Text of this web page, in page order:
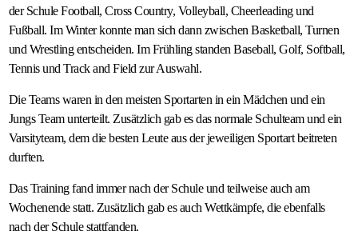
der Schule Football, Cross Country, Volleyball, Cheerleading und
Fußball. Im Winter konnte man sich dann zwischen Basketball, Turnen
und Wrestling entscheiden. Im Frühling standen Baseball, Golf, Softball,
Tennis und Track and Field zur Auswahl.
Die Teams waren in den meisten Sportarten in ein Mädchen und ein
Jungs Team unterteilt. Zusätzlich gab es das normale Schulteam und ein
Varsityteam, dem die besten Leute aus der jeweiligen Sportart beitreten
durften.
Das Training fand immer nach der Schule und teilweise auch am
Wochenende statt. Zusätzlich gab es auch Wettkämpfe, die ebenfalls
nach der Schule stattfanden.